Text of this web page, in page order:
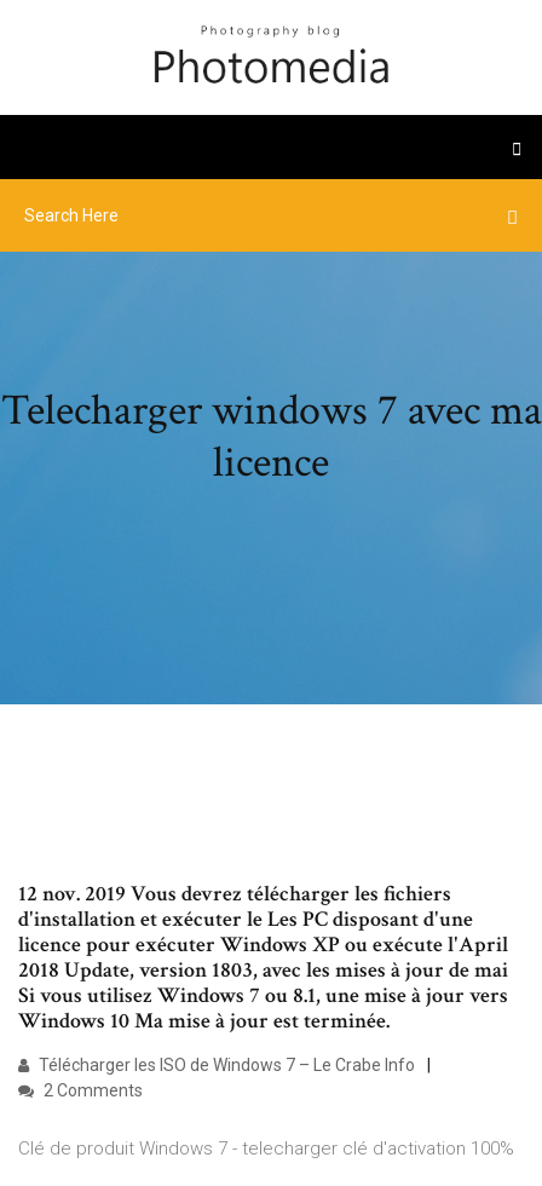
Telecharger windows 7 avec ma
licence
12 nov. 2019 Vous devrez télécharger les fichiers
d'installation et exécuter le Les PC disposant d'une
licence pour exécuter Windows XP ou exécute l'April
2018 Update, version 1803, avec les mises à jour de mai
Si vous utilisez Windows 7 ou 8.1, une mise à jour vers
Windows 10 Ma mise à jour est terminée.
Télécharger les ISO de Windows 7 – Le Crabe Info
2 Comments
Clé de produit Windows 7 - telecharger clé d'activation 100%